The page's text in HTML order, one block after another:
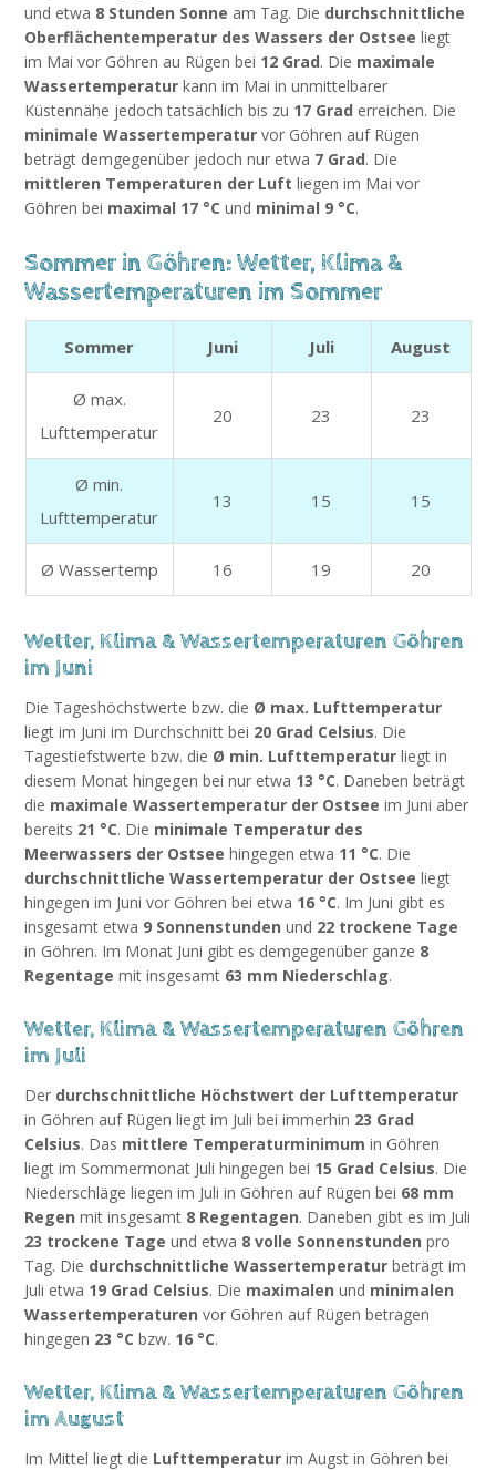
und etwa 8 Stunden Sonne am Tag. Die durchschnittliche
Oberflächentemperatur des Wassers der Ostsee liegt
im Mai vor Göhren au Rügen bei 12 Grad. Die maximale
Wassertemperatur kann im Mai in unmittelbarer
Küstennähe jedoch tatsächlich bis zu 17 Grad erreichen. Die
minimale Wassertemperatur vor Göhren auf Rügen
beträgt demgegenüber jedoch nur etwa 7 Grad. Die
mittleren Temperaturen der Luft liegen im Mai vor
Göhren bei maximal 17 °C und minimal 9 °C.
Sommer in Göhren: Wetter, Klima &
Wassertemperaturen im Sommer
Sommer Juni Juli August
Ø max.
Lufttemperatur
20 23 23
Ø min.
Lufttemperatur
13 15 15
Ø Wassertemp 16 19 20
Wetter, Klima & Wassertemperaturen Göhren
im Juni
Die Tageshöchstwerte bzw. die Ø max. Lufttemperatur
liegt im Juni im Durchschnitt bei 20 Grad Celsius. Die
Tagestiefstwerte bzw. die Ø min. Lufttemperatur liegt in
diesem Monat hingegen bei nur etwa 13 °C. Daneben beträgt
die maximale Wassertemperatur der Ostsee im Juni aber
bereits 21 °C. Die minimale Temperatur des
Meerwassers der Ostsee hingegen etwa 11 °C. Die
durchschnittliche Wassertemperatur der Ostsee liegt
hingegen im Juni vor Göhren bei etwa 16 °C. Im Juni gibt es
insgesamt etwa 9 Sonnenstunden und 22 trockene Tage
in Göhren. Im Monat Juni gibt es demgegenüber ganze 8
Regentage mit insgesamt 63 mm Niederschlag.
Wetter, Klima & Wassertemperaturen Göhren
im Juli
Der durchschnittliche Höchstwert der Lufttemperatur
in Göhren auf Rügen liegt im Juli bei immerhin 23 Grad
Celsius. Das mittlere Temperaturminimum in Göhren
liegt im Sommermonat Juli hingegen bei 15 Grad Celsius. Die
Niederschläge liegen im Juli in Göhren auf Rügen bei 68 mm
Regen mit insgesamt 8 Regentagen. Daneben gibt es im Juli
23 trockene Tage und etwa 8 volle Sonnenstunden pro
Tag. Die durchschnittliche Wassertemperatur beträgt im
Juli etwa 19 Grad Celsius. Die maximalen und minimalen
Wassertemperaturen vor Göhren auf Rügen betragen
hingegen 23 °C bzw. 16 °C.
Wetter, Klima & Wassertemperaturen Göhren
im August
Im Mittel liegt die Lufttemperatur im Augst in Göhren bei